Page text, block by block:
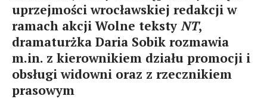
uprzejmości wrocławskiej redakcji w
ramach akcji Wolne teksty NT,
dramaturżka Daria Sobik rozmawia
m.in. z kierownikiem działu promocji i
obsługi widowni oraz z rzecznikiem
prasowym